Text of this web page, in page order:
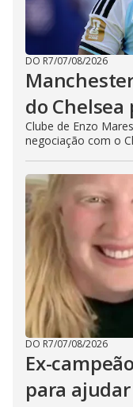
DO R7/07/08/2026
do Chelsea
Clube de Enzo
negociação com o
DO R7/07/08/2026
Ex-
para